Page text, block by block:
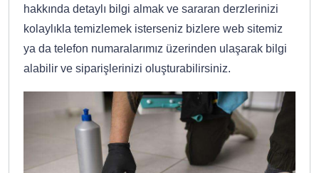
hakkında detaylı bilgi almak ve sararan derzlerinizi
kolaylıkla temizlemek isterseniz bizlere web sitemiz
ya da telefon numaralarımız üzerinden ulaşarak bilgi
alabilir ve siparişlerinizi oluşturabilirsiniz.